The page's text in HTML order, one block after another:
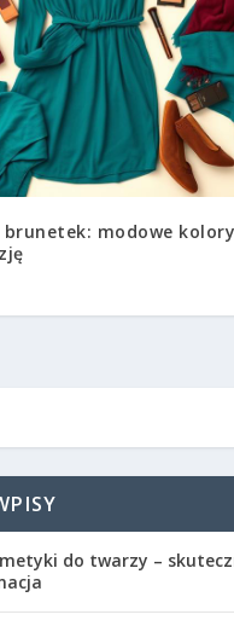
modowe
do twarzy –